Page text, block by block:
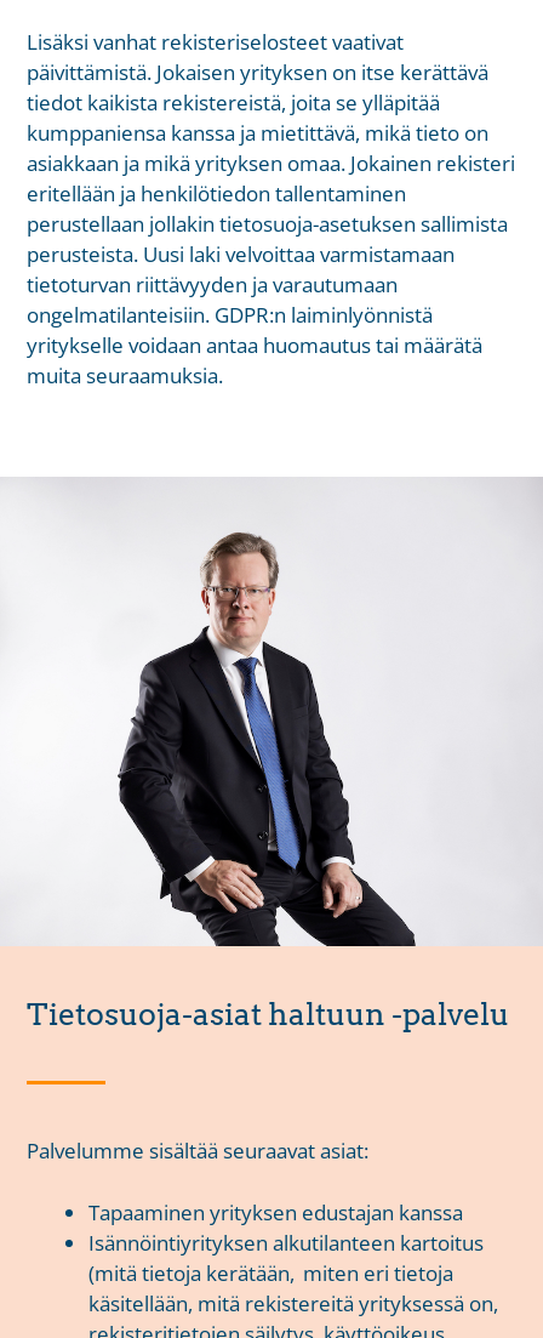
Lisäksi vanhat rekisteriselosteet vaativat
päivittämistä. Jokaisen yrityksen on itse kerättävä
tiedot kaikista rekistereistä, joita se ylläpitää
kumppaniensa kanssa ja mietittävä, mikä tieto on
asiakkaan ja mikä yrityksen omaa. Jokainen rekisteri
eritellään ja henkilötiedon tallentaminen
perustellaan jollakin tietosuoja-asetuksen sallimista
perusteista. Uusi laki velvoittaa varmistamaan
tietoturvan riittävyyden ja varautumaan
ongelmatilanteisiin. GDPR:n laiminlyönnistä
yritykselle voidaan antaa huomautus tai määrätä
muita seuraamuksia.
Tietosuoja-asiat haltuun -palvelu
Palvelumme sisältää seuraavat asiat:
Tapaaminen yrityksen edustajan kanssa
Isännöintiyrityksen alkutilanteen kartoitus
(mitä tietoja kerätään, miten eri tietoja
käsitellään, mitä rekistereitä yrityksessä on,